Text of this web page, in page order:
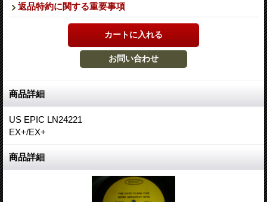
返品特約に関する重要事項
商品詳細
US EPIC LN24221
EX+/EX+
商品詳細